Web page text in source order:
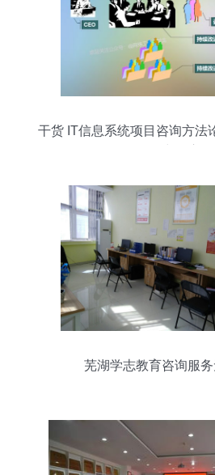
干货 IT信息系统项目咨询方法
芜湖学志教育咨询服务